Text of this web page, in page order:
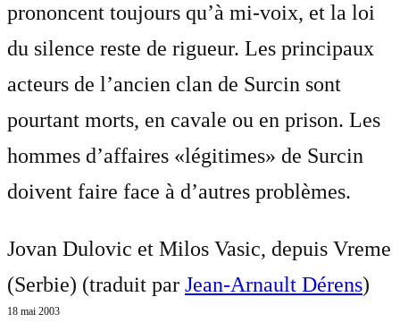
prononcent toujours qu’à mi-voix, et la loi
du silence reste de rigueur. Les principaux
acteurs de l’ancien clan de Surcin sont
pourtant morts, en cavale ou en prison. Les
hommes d’affaires «légitimes» de Surcin
doivent faire face à d’autres problèmes.
Jovan Dulovic et Milos Vasic, depuis Vreme
(Serbie) (traduit par Jean-Arnault Dérens)
18 mai 2003